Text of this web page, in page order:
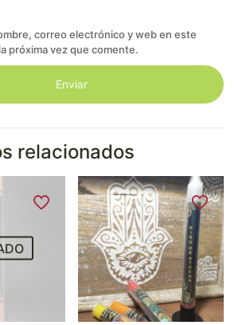
correo electrónico y web en este
próxima vez que comente.
relacionados